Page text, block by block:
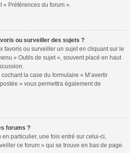
« Préférences du forum ».
ou surveiller des sujets ?
favoris ou surveiller un sujet en cliquant sur le
« Outils de sujet », souvent placé en haut
la case du formulaire « M’avertir
» vous permettra également de
forums ?
en particulier, une fois entré sur celui-ci,
ce forum » qui se trouve en bas de page.